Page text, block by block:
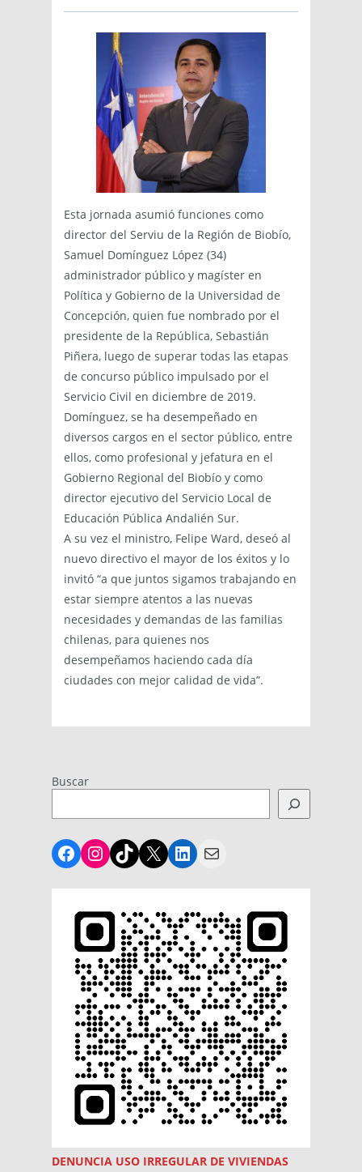
Esta jornada asumió funciones como
director del Serviu de la Región de Biobío,
Samuel Domínguez López (34)
administrador público y magíster en
Política y Gobierno de la Universidad de
Concepción, quien fue nombrado por el
presidente de la República, Sebastián
Piñera, luego de superar todas las etapas
de concurso público impulsado por el
Servicio Civil en diciembre de 2019.
Domínguez, se ha desempeñado en
diversos cargos en el sector público, entre
ellos, como profesional y jefatura en el
Gobierno Regional del Biobío y como
director ejecutivo del Servicio Local de
Educación Pública Andalién Sur.
A su vez el ministro, Felipe Ward, deseó al
nuevo directivo el mayor de los éxitos y lo
invitó “a que juntos sigamos trabajando en
estar siempre atentos a las nuevas
necesidades y demandas de las familias
chilenas, para quienes nos
desempeñamos haciendo cada día
ciudades con mejor calidad de vida”.
Buscar
Facebook
Instagram
TikTok
X LinkedIn
Mail
DENUNCIA USO IRREGULAR DE VIVIENDAS